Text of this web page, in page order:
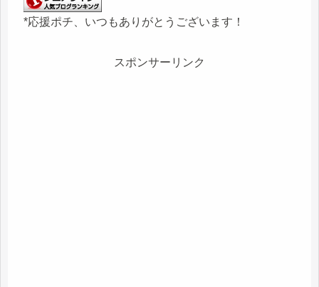
*応援ポチ、いつもありがとうございます！
スポンサーリンク